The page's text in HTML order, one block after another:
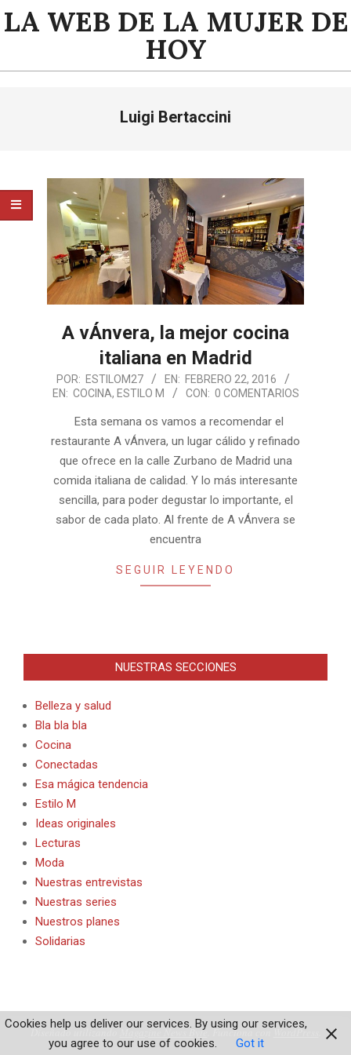
Saltar
alLA WEB DE LA MUJER DE
HOY
Luigi Bertaccini
A vÁnvera, la mejor cocina
italiana en Madrid
2016-
02-
POR: ESTILOM27 EN: FEBRERO 22, 2016
EN: COCINA, ESTILO M CON: 0 COMENTARIOS
Esta semana os vamos a recomendar el
restaurante A vÁnvera, un lugar cálido y refinado
que ofrece en la calle Zurbano de Madrid una
comida italiana de calidad. Y lo más interesante
sencilla, para poder degustar lo importante, el
sabor de cada plato. Al frente de A vÁnvera se
encuentra
SEGUIR LEYENDO
NUESTRAS SECCIONES
Belleza y salud
Bla bla bla
Cocina
Conectadas
Esa mágica tendencia
Estilo M
Ideas originales
Lecturas
Moda
Nuestras entrevistas
Nuestras series
Nuestros planes
Solidarias
Diseñado utilizando Magazine News Byte . Funciona con WordPress
Cookies help us deliver our services. By using our services,
you agree to our use of cookies.
Got it